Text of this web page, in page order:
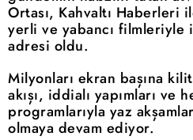
Ortası, Kahvaltı Haberleri
yerli ve yabancı
adresi oldu.
Milyonları ekran başına
akışı, iddialı yapımları ve
programlarıyla yaz
olmaya devam ediyor.